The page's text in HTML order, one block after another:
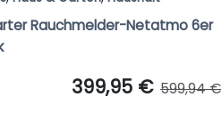
Rauchmelder-Netatmo 6er
399,95 € 599,94 €